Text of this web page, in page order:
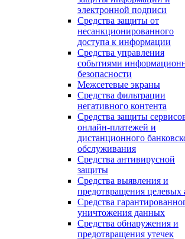
электронной подписи
Средства защиты от
несанкционированного
доступа к информации
Средства управления
событиями
безопасности
Межсетевые экраны
Средства фильтрации
негативного контента
Средства защиты
онлайн-платежей и
дистанционного
обслуживания
Средства антивирусной
защиты
Средства выявления и
предотвращения целевых
Средства
уничтожения данных
Средства обнаружения и
предотвращения утечек